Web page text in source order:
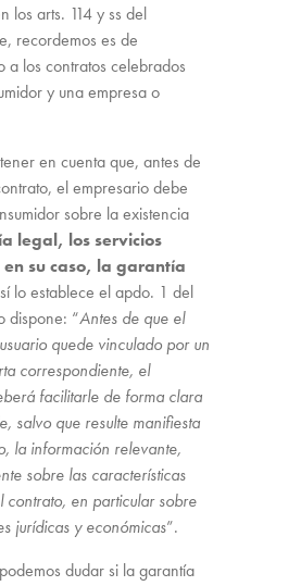
los arts. 114 y ss del
recordemos es de
a los contratos celebrados
y una empresa o
en cuenta que, antes de
el empresario debe
sobre la existencia
legal, los servicios
su caso, la garantía
lo establece el apdo. 1 del
dispone: “Antes de que el
quede vinculado por un
correspondiente, el
facilitarle de forma clara
salvo que resulte manifiesta
la información relevante,
sobre las características
contrato, en particular sobre
jurídicas y económicas”.
dudar si la garantía